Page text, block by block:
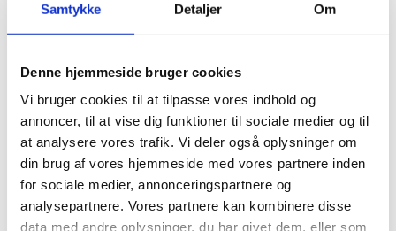
Samtykke Detaljer Om
Denne hjemmeside bruger cookies
Vi bruger cookies til at tilpasse vores indhold og
annoncer, til at vise dig funktioner til sociale medier og til
at analysere vores trafik. Vi deler også oplysninger om
din brug af vores hjemmeside med vores partnere inden
for sociale medier, annonceringspartnere og
analysepartnere. Vores partnere kan kombinere disse
data med andre oplysninger, du har givet dem, eller som